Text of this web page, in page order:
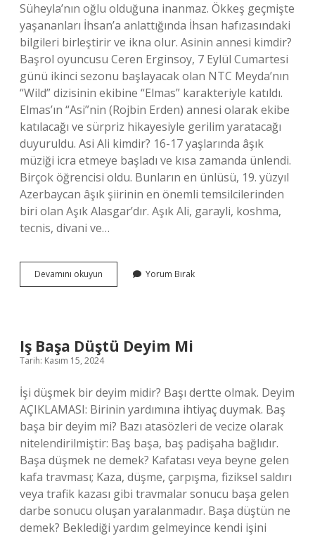
Süheyla’nın oğlu olduğuna inanmaz. Ökkeş geçmişte
yaşananları İhsan’a anlattığında İhsan hafızasındaki
bilgileri birleştirir ve ikna olur. Asinin annesi kimdir?
Başrol oyuncusu Ceren Erginsoy, 7 Eylül Cumartesi
günü ikinci sezonu başlayacak olan NTC Meyda’nın
“Wild” dizisinin ekibine “Elmas” karakteriyle katıldı.
Elmas’ın “Asi”nin (Rojbin Erden) annesi olarak ekibe
katılacağı ve sürpriz hikayesiyle gerilim yaratacağı
duyuruldu. Asi Ali kimdir? 16-17 yaşlarında âşık
müziği icra etmeye başladı ve kısa zamanda ünlendi.
Birçok öğrencisi oldu. Bunların en ünlüsü, 19. yüzyıl
Azerbaycan âşık şiirinin en önemli temsilcilerinden
biri olan Aşık Alasgar’dır. Aşık Ali, garayli, koshma,
tecnis, divani ve…
Devamını okuyun
Babası
Yorum Bırak
Iş Başa Düştü Deyim Mi
Tarih: Kasım 15, 2024
İşi düşmek bir deyim midir? Başı dertte olmak. Deyim
AÇIKLAMASI: Birinin yardımına ihtiyaç duymak. Baş
başa bir deyim mi? Bazı atasözleri de vecize olarak
nitelendirilmiştir: Baş başa, baş padişaha bağlıdır.
Başa düşmek ne demek? Kafatası veya beyne gelen
kafa travması; Kaza, düşme, çarpışma, fiziksel saldırı
veya trafik kazası gibi travmalar sonucu başa gelen
darbe sonucu oluşan yaralanmadır. Başa düştün ne
demek? Beklediği yardım gelmeyince kendi işini